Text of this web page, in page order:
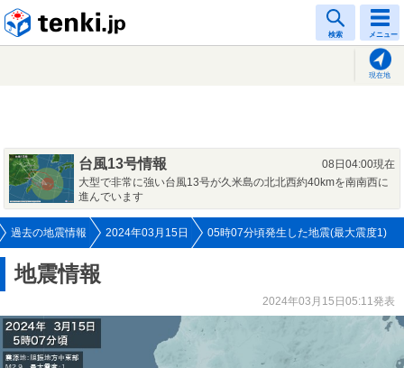
検索 メニュー
現在地
台風13号情報
08日04:00現在
大型で非常に強い台風13号が久米島の北北西約40kmを南南西に
進んでいます
過去の地震情報 2024年03月15日 05時07分頃発生した地震(最大震度1)
地震情報
2024年03月15日05:11発表